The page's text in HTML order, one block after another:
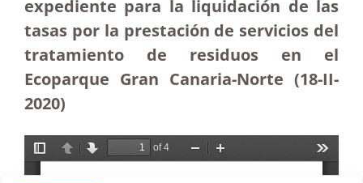
expediente para la liquidación de las
tasas por la prestación de servicios del
tratamiento de residuos en el
Ecoparque Gran Canaria-Norte (18-II-
2020)